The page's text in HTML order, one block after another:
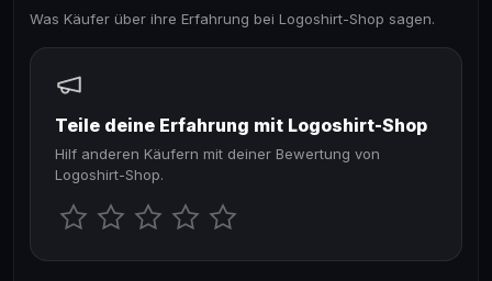
Was Käufer über ihre Erfahrung bei Logoshirt-Shop sagen.
Teile deine Erfahrung mit Logoshirt-Shop
Hilf anderen Käufern mit deiner Bewertung von
Logoshirt-Shop.